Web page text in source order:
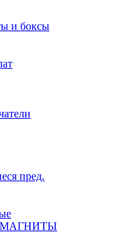
и боксы
пред.
МАГНИТЫ